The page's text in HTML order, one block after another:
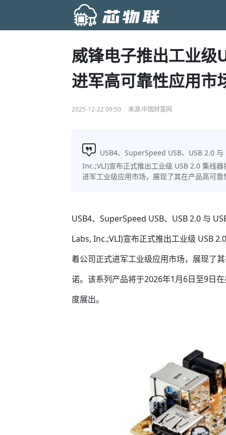
威锋电子推出工业级
进军高可靠性应用市
2025-12-22 09:50 来源:中国财富网
USB4、SuperSpeed USB、USB 2.0
Inc.;VLI)宣布正式推出工业级 USB 2.0 集线
进军工业级应用市场，展现了其在产品高可
USB4、SuperSpeed USB、USB 2.0 与
Labs, Inc.;VLI)宣布正式推出工业级 USB
着公司正式进军工业级应用市场，展现了
诺。该系列产品将于2026年1月6日至9日
度展出。